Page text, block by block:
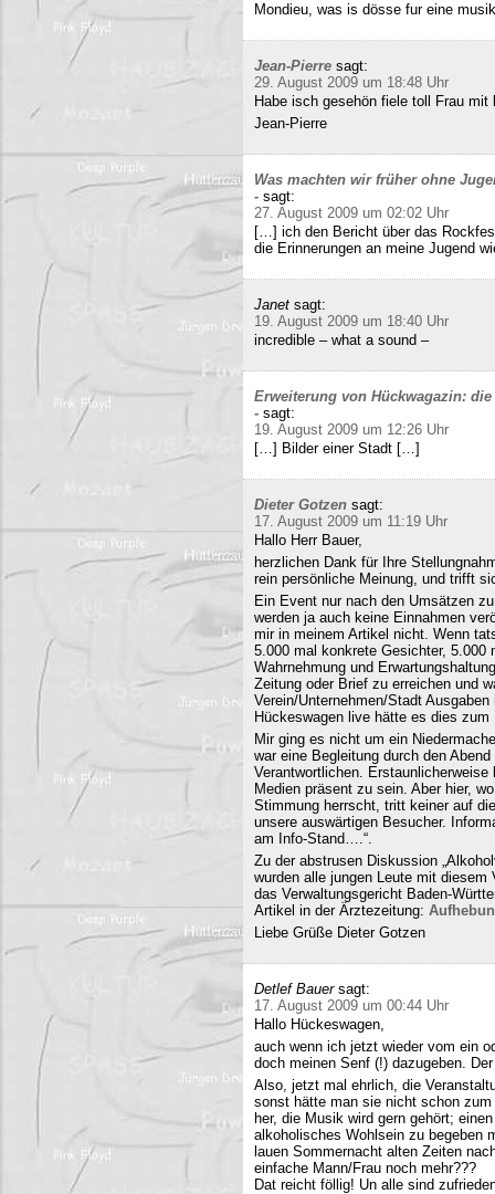
Mondieu, was is dösse fur eine
Jean-Pierre sagt:
29. August 2009 um 18:48 Uhr
Habe isch gesehön fiele toll Frau
Jean-Pierre
Was machten wir früher ohne
- sagt:
27. August 2009 um 02:02 Uhr
[…] ich den Bericht über das
die Erinnerungen an meine Jugend
Janet sagt:
19. August 2009 um 18:40 Uhr
incredible – what a sound –
Erweiterung von Hückwagazin:
- sagt:
19. August 2009 um 12:26 Uhr
[…] Bilder einer Stadt […]
Dieter Gotzen sagt:
17. August 2009 um 11:19 Uhr
Hallo Herr Bauer,
herzlichen Dank für Ihre
rein persönliche Meinung, und trifft
Ein Event nur nach den Umsätzen
werden ja auch keine Einnahmen
mir in meinem Artikel nicht. Wenn
5.000 mal konkrete Gesichter, 5.000
Wahrnehmung und
Zeitung oder Brief zu erreichen und
Verein/Unternehmen/Stadt
Hückeswagen live hätte es dies zum
Mir ging es nicht um ein
war eine Begleitung durch den
Verantwortlichen.
Medien präsent zu sein. Aber hier,
Stimmung herrscht, tritt keiner auf
unsere auswärtigen Besucher.
am Info-Stand….“.
Zu der abstrusen Diskussion
wurden alle jungen Leute mit
das Verwaltungsgericht Baden-
Artikel in der Ärztezeitung:
Liebe Grüße Dieter Gotzen
Detlef Bauer sagt:
17. August 2009 um 00:44 Uhr
Hallo Hückeswagen,
auch wenn ich jetzt wieder vom ein
doch meinen Senf (!) dazugeben.
Also, jetzt mal ehrlich, die
sonst hätte man sie nicht schon
her, die Musik wird gern gehört;
alkoholisches Wohlsein zu begeben
lauen Sommernacht alten Zeiten
einfache Mann/Frau noch mehr???
Dat reicht föllig! Un alle sind